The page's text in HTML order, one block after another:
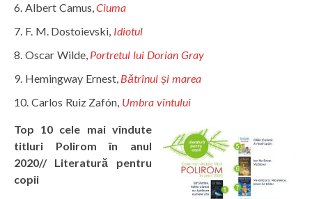
Albert Camus,Ciuma
F. M. Dostoievski, Idiotul
Oscar Wilde, Portretul lui Dorian Gray
Hemingway Ernest, Bătrînul și marea
Carlos Ruiz Zafón, Umbra vîntului
Top 10 cele mai vîndute
titluri Polirom în anul
2020// Literatură pentru
copii